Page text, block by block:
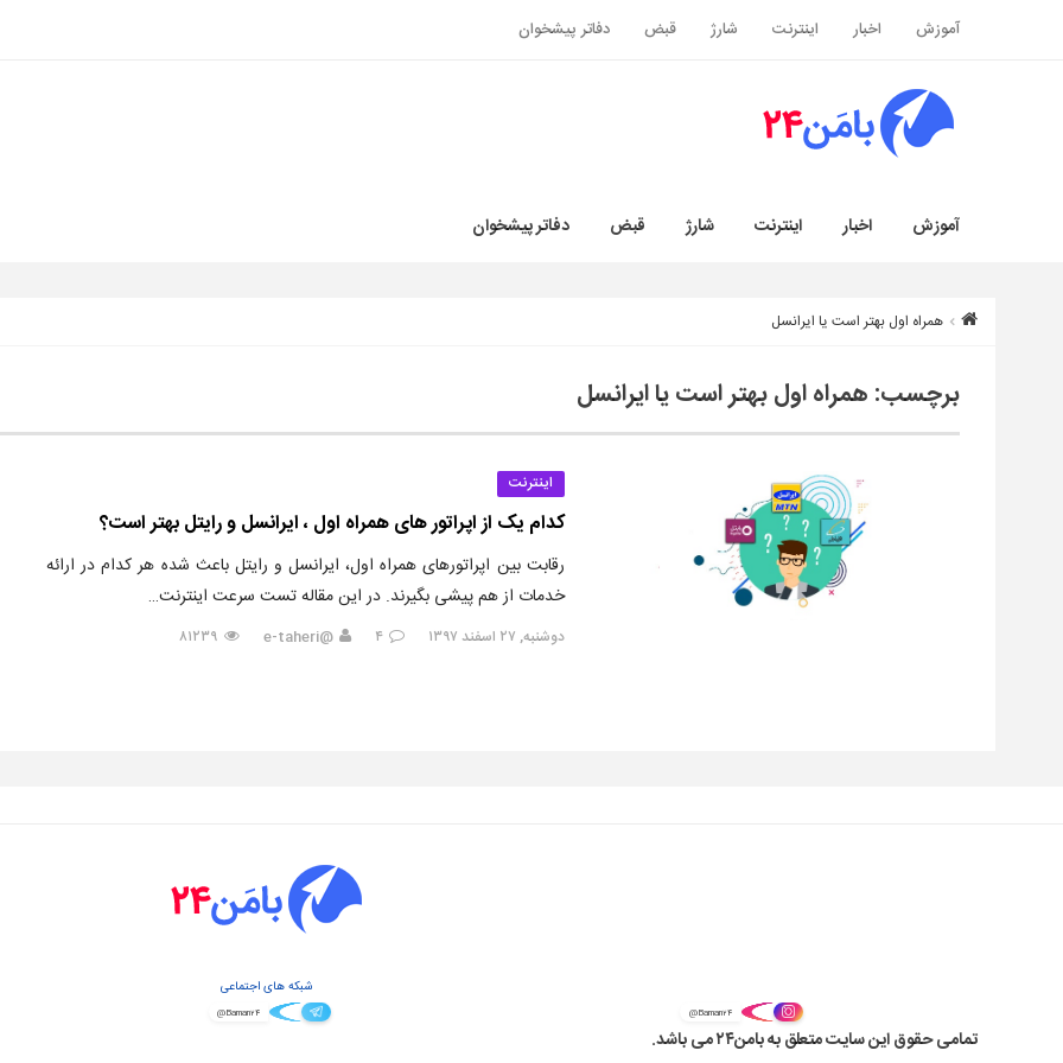
آموزش اخبار اینترنت شارژ قبض دفاتر پیشخوان
آموزش اخبار اینترنت شارژ قبض دفاتر پیشخوان
همراه اول بهتر است یا ایرانسل
برچسب: همراه اول بهتر است یا ایرانسل
اینترنت
کدام یک از اپراتور های همراه اول ، ایرانسل و رایتل بهتر است؟
رقابت بین اپراتورهای همراه اول، ایرانسل و رایتل باعث شده هر کدام در ارائه
خدمات از هم پیشی بگیرند. در این مقاله تست سرعت اینترنت…
دوشنبه, ۲۷ اسفند ۱۳۹۷ ۴ @e-taheri ۸۱۲۳۹
شبکه های اجتماعی
@Baman۲۴ @Baman۲۴
تمامی حقوق این سایت متعلق به بامن۲۴ می باشد.